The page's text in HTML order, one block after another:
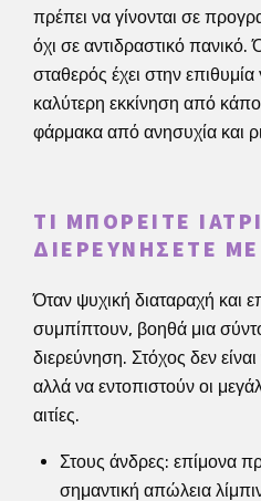
πρέπει να γίνονται σε
όχι σε αντιδραστικό πανικό.
σταθερός έχει στην
καλύτερη εκκίνηση από
φάρμακα από ανησυχία και
ΤΙ ΜΠΟΡΕΊΤΕ
ΔΙΕΡΕΥΝΉΣΕΤΕ
Όταν ψυχική διαταραχή και
συμπίπτουν, βοηθά μια
διερεύνηση. Στόχος δεν
αλλά να εντοπιστούν οι
αιτίες.
Στους άνδρες: επίμονα
σημαντική απώλεια